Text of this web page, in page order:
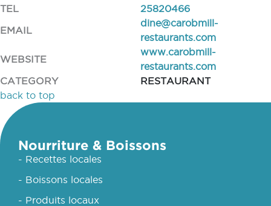
TEL
25820466
EMAIL
dine@carobmill-
restaurants.com
WEBSITE
www.carobmill-
restaurants.com
CATEGORY
RESTAURANT
back to top
Nourriture & Boissons
- Recettes locales
- Boissons locales
- Produits locaux